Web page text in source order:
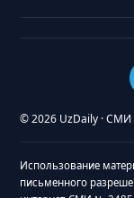
© 2026 UzDaily ·
Использование
письменного